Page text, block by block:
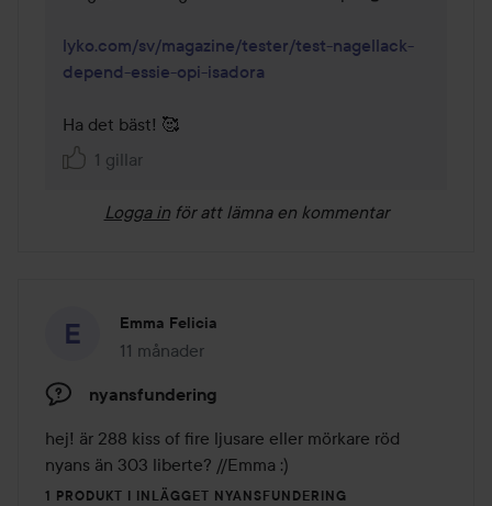
lyko.com/sv/magazine/tester/test-nagellack-
depend-essie-opi-isadora
Ha det bäst! 🥰
1 gillar
Logga in för att lämna en kommentar
Emma Felicia
11 månader
Inlägget skapades 11 månader
nyansfundering
hej! är 288 kiss of fire ljusare eller mörkare röd
nyans än 303 liberte? //Emma :)
1 PRODUKT I INLÄGGET NYANSFUNDERING